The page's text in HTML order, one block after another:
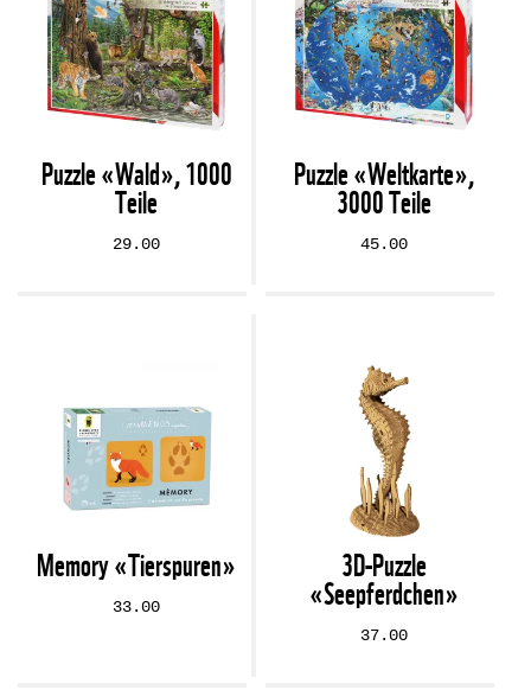
Puzzle «Wald», 1000
Teile
29.00
Puzzle «Weltkarte»,
3000 Teile
45.00
Memory «Tierspuren»
33.00
3D-Puzzle
«Seepferdchen»
37.00